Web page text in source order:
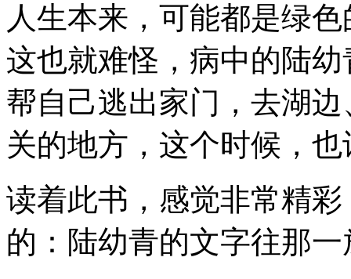
人生本来，可能都是绿
这也就难怪，病中的陆
帮自己逃出家门，去湖
关的地方，这个时候，
读着此书，感觉非常精
的：陆幼青的文字往那